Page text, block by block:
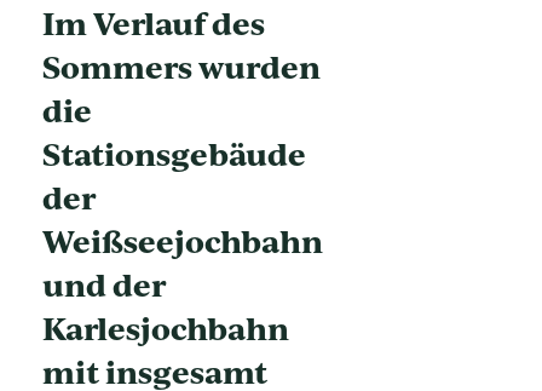
Im Verlauf des
Sommers wurden
die
Stationsgebäude
der
Weißseejochbahn
und der
Karlesjochbahn
mit insgesamt